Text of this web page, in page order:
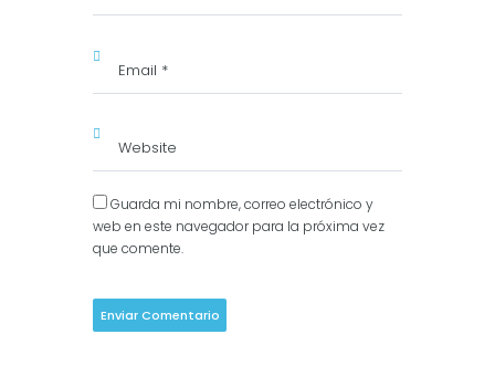
Guarda mi nombre, correo electrónico y
web en este navegador para la próxima vez
que comente.